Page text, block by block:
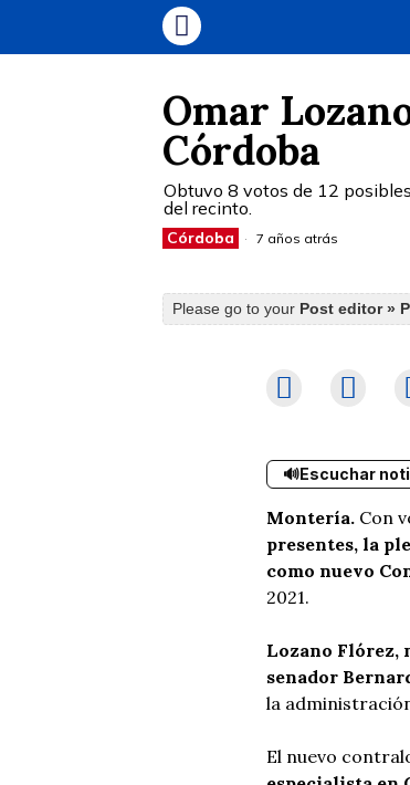
Omar
Córdoba
Obtuvo 8 votos de 12
del recinto.
Córdoba 7 años atrás
Please go to your Post editor »
🔊Escuchar
Montería. Con
presentes, la
como nuevo
2021.
Lozano Flórez,
senador
la
El nuevo